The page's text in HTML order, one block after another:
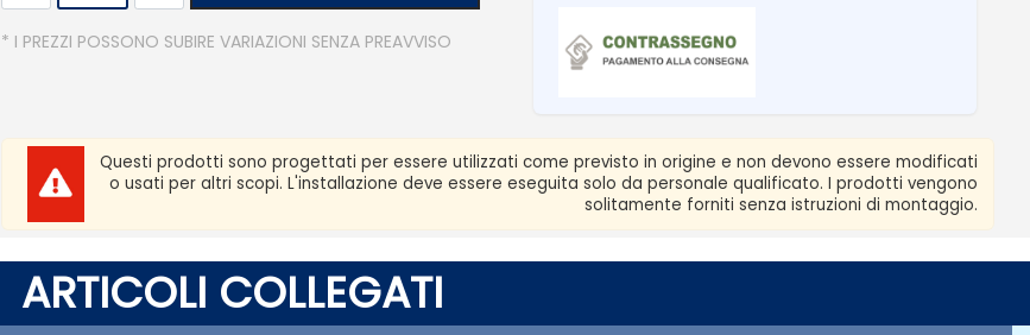
* I PREZZI POSSONO SUBIRE VARIAZIONI SENZA PREAVVISO
Questi prodotti sono progettati per essere utilizzati come previsto in origine e non devono essere modificati
o usati per altri scopi. L'installazione deve essere eseguita solo da personale qualificato. I prodotti vengono
solitamente forniti senza istruzioni di montaggio.
ARTICOLI COLLEGATI